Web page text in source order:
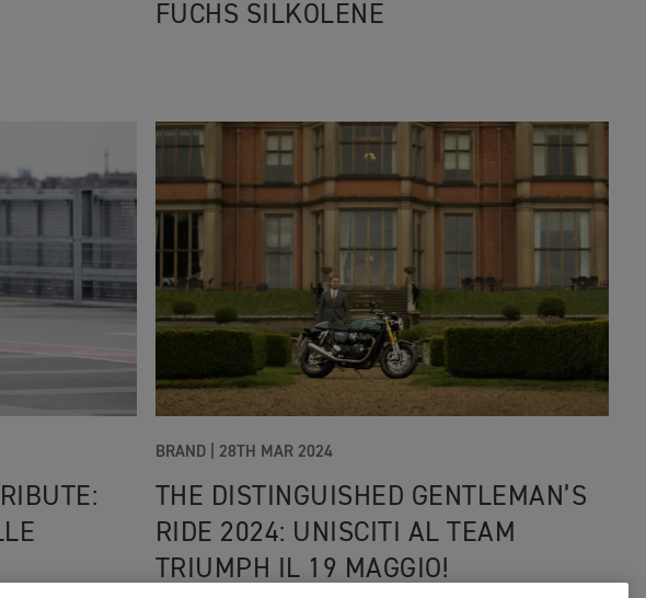
FUCHS SILKOLENE
BRAND| 28TH MAR 2024
THE DISTINGUISHED GENTLEMAN’S
RIDE 2024: UNISCITI AL TEAM
TRIUMPH IL 19 MAGGIO!